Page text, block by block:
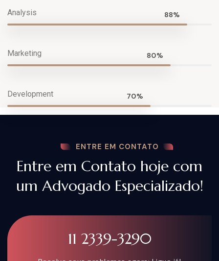
Analysis 88%
Marketing 80%
Development 70%
ENTRE EM CONTATO
Entre em Contato hoje com
um Advogado Especializado!
11 2339-3290